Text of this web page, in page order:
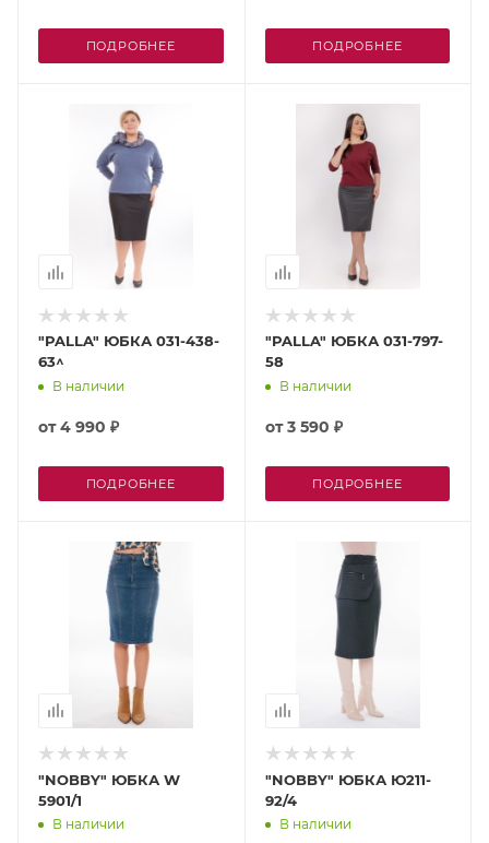
ПОДРОБНЕЕ ПОДРОБНЕЕ
"PALLA" ЮБКА 031-438-
63^
В наличии
от4 990 ₽
ПОДРОБНЕЕ
"PALLA" ЮБКА 031-797-
58
В наличии
от3 590 ₽
ПОДРОБНЕЕ
"NOBBY" ЮБКА W
5901/1
В наличии
"NOBBY" ЮБКА Ю211-
92/4
В наличии